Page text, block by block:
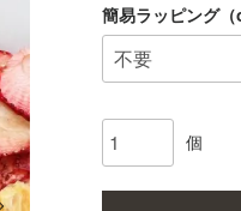
簡易ラッピング（
個